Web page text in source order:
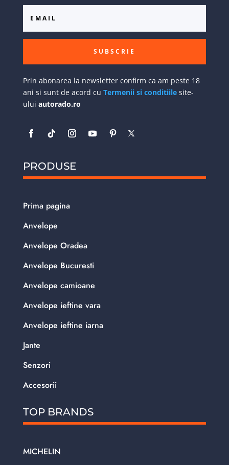
SUBSCRIE
Prin abonarea la newsletter confirm ca am peste 18
ani si sunt de acord cu Termenii si conditiilesite-
ului autorado.ro
PRODUSE
Prima pagina
Anvelope
Anvelope Oradea
Anvelope Bucuresti
Anvelope camioane
Anvelope ieftine vara
Anvelope ieftine iarna
Jante
Senzori
Accesorii
TOP BRANDS
MICHELIN